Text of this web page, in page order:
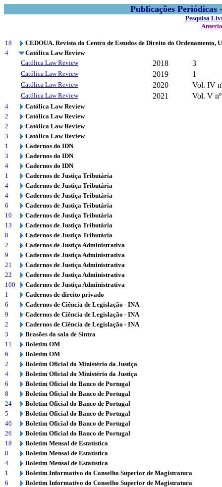
Publicações
Pesquisa
18
CEDOUA. Revista do Centro de Estudos de Direito do Ordenamento,
4
Católica Law Review
Católica Law Review
2018 3
Católica Law Review 2019 1
Católica Law Review 2020 Vol. IV
Católica Law Review 2021 Vol. V
4
Católica Law Review
2
Católica Law Review
2
Católica Law Review
3
Católica Law Review
1
Cadernos do IDN
3
Cadernos do IDN
4
Cadernos do IDN
1
Cadernos de Justiça Tributária
4
Cadernos de Justiça Tributária
4
Cadernos de Justiça Tributária
6
Cadernos de Justiça Tributária
10
Cadernos de Justiça Tributária
13
Cadernos de Justiça Tributária
8
Cadernos de Justiça Tributária
2
Cadernos de Justiça Administrativa
9
Cadernos de Justiça Administrativa
21
Cadernos de Justiça Administrativa
22
Cadernos de Justiça Administrativa
100
Cadernos de Justiça Administrativa
1
Cadernos de direito privado
6
Cadernos de Ciência de Legislação - INA
9
Cadernos de Ciência de Legislação - INA
2
Cadernos de Ciência de Legislação - INA
3
Brasões da sala de Sintra
11
Boletim OM
6
Boletim OM
2
Boletim Oficial do Ministério da Justiça
4
Boletim Oficial do Ministério da Justiça
6
Boletim Oficial do Banco de Portugal
8
Boletim Oficial do Banco de Portugal
24
Boletim Oficial do Banco de Portugal
5
Boletim Oficial do Banco de Portugal
40
Boletim Oficial do Banco de Portugal
26
Boletim Oficial do Banco de Portugal
18
Boletim Mensal de Estatística
8
Boletim Mensal de Estatística
4
Boletim Mensal de Estatística
1
Boletim Informativo do Conselho Superior de Magistratura
6
Boletim Informativo do Conselho Superior de Magistratura